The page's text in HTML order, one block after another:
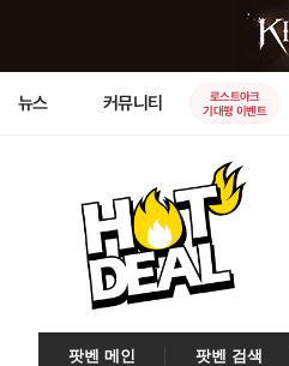
뉴스 커뮤니티
로스트아크
기대평 이벤트
팟벤 메인 팟벤 검색